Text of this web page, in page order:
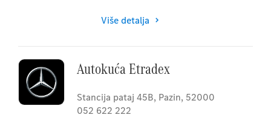
Više detalja
Autokuća Etradex
Stancija pataj 45B, Pazin, 52000
052 622 222